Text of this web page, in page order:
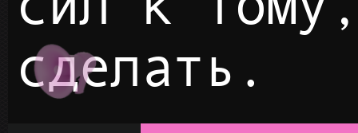
сделать.
ПЛЭЙ